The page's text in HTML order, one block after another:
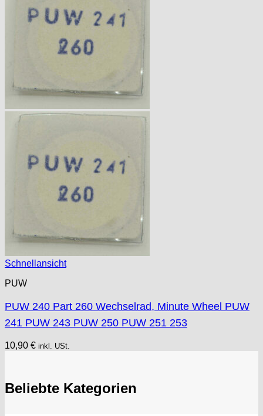
Schnellansicht
PUW
PUW 240 Part 260 Wechselrad, Minute Wheel PUW
241 PUW 243 PUW 250 PUW 251 253
10,90 € inkl. USt.
Beliebte Kategorien